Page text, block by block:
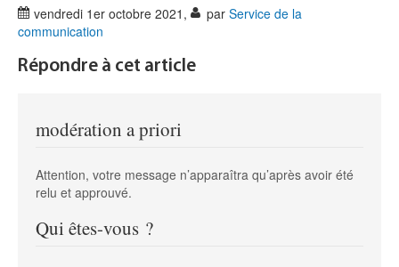
vendredi 1er octobre 2021 , par Service de la
communication
Répondre à cet article
modération a priori
Attention, votre message n’apparaîtra qu’après avoir été
relu et approuvé.
Qui êtes-vous ?